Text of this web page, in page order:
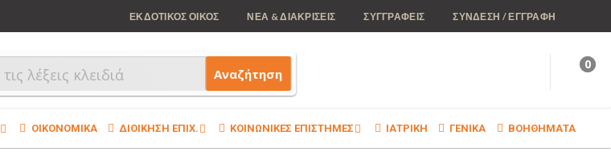
ΕΚΔΟΤΙΚΟΣ ΟΙΚΟΣ ΝΕΑ & ΔΙΑΚΡΙΣΕΙΣ ΣΥΓΓΡΑΦΕΙΣ ΣΥΝΔΕΣΗ / ΕΓΓΡΑΦΗ
Αναζήτηση
0
ΟΙΚΟΝΟΜΙΚΑ ΔΙΟΙΚΗΣΗ ΕΠΙΧ. ΚΟΙΝΩΝΙΚΕΣ ΕΠΙΣΤΗΜΕΣ ΙΑΤΡΙΚΗ ΓΕΝΙΚΑ ΒΟΗΘΗΜΑΤΑ